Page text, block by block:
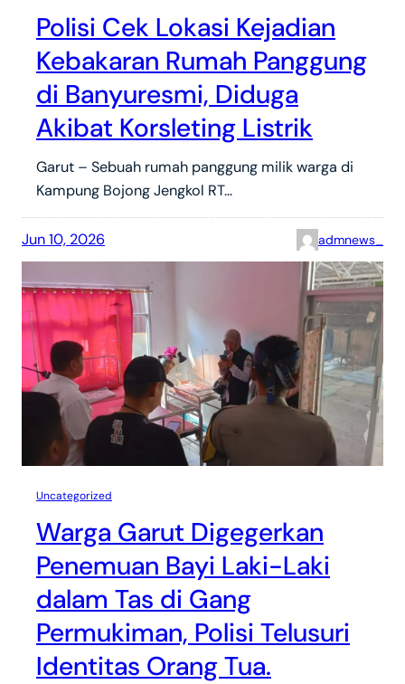
Polisi Cek Lokasi Kejadian
Kebakaran Rumah Panggung
di Banyuresmi, Diduga
Akibat Korsleting Listrik
Garut – Sebuah rumah panggung milik warga di
Kampung Bojong Jengkol RT…
Jun 10, 2026 admnews_
Uncategorized
Warga Garut Digegerkan
Penemuan Bayi Laki-Laki
dalam Tas di Gang
Permukiman, Polisi Telusuri
Identitas Orang Tua.